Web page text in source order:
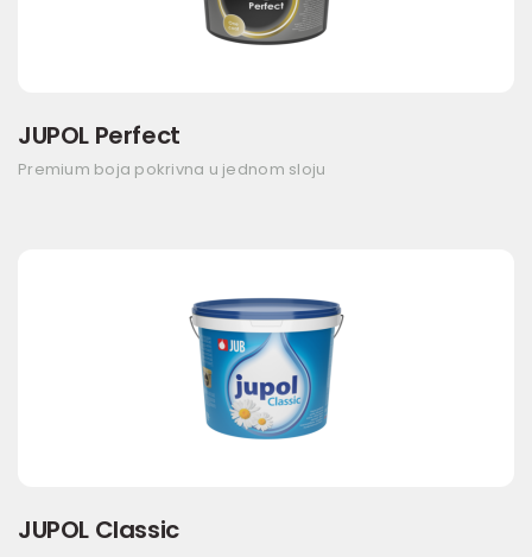
JUPOL Perfect
Premium boja pokrivna u jednom sloju
JUPOL Classic